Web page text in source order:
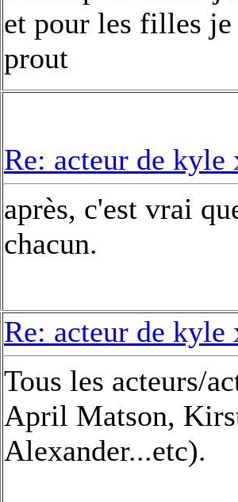
et pour les filles
prout
Re: acteur de
après, c'est vrai
chacun.
Re: acteur de
Tous les acteurs/
April Matson,
Alexander...etc).